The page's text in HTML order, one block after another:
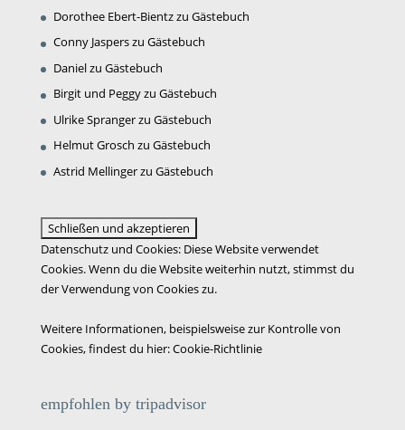
Dorothee Ebert-Bientzzu Gästebuch
Conny Jasperszu Gästebuch
Danielzu Gästebuch
Birgit und Peggyzu Gästebuch
Ulrike Sprangerzu Gästebuch
Helmut Grosch zu Gästebuch
Astrid Mellingerzu Gästebuch
Datenschutz und Cookies: Diese Website verwendet
Cookies. Wenn du die Website weiterhin nutzt, stimmst du
der Verwendung von Cookies zu.
Weitere Informationen, beispielsweise zur Kontrolle von
Cookies, findest du hier:Cookie-Richtlinie
empfohlen by tripadvisor